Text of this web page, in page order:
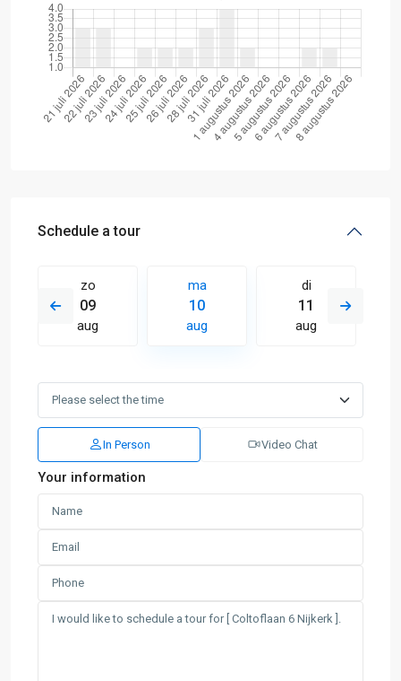
Schedule a tour
zo
09
aug
ma
10
aug
di
11
aug
In Person Video Chat
Your information